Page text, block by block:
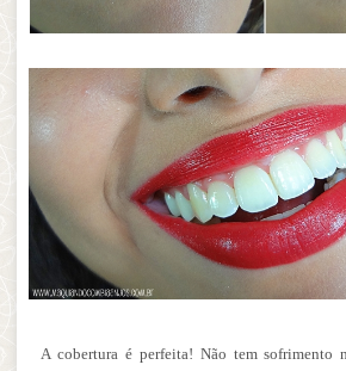
A cobertura é perfeita! Não tem sofrimento